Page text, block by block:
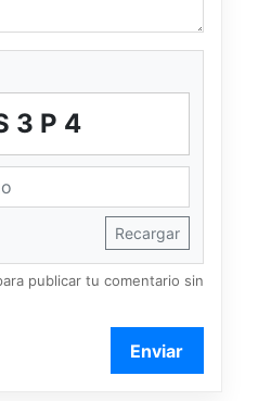
Recargar
publicar tu comentario sin
Enviar